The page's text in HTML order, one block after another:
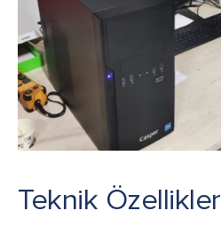
Teknik Özellikler